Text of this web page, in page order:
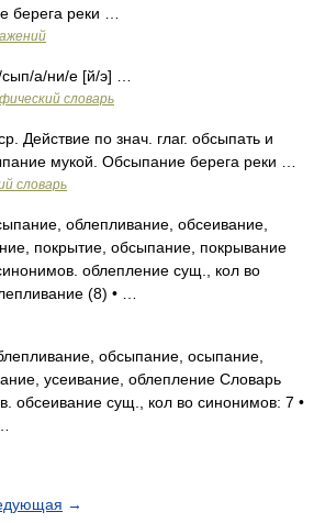
берега реки …
а/ни/е [й/э] …
словарь
Действие по знач. глаг. обсыпать и
мукой. Обсыпание берега реки …
словарь
облепливание, обсеивание,
покрытие, обсыпание, покрывание
облепление сущ., кол во
(8) • …
обсыпание, осыпание,
усеивание, облепление Словарь
обсеивание сущ., кол во синонимов: 7 •
→